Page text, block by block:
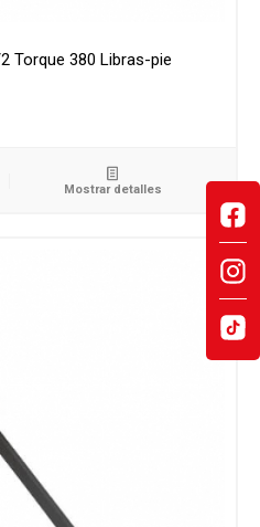
Torque 380 Libras-pie
Mostrar detalles